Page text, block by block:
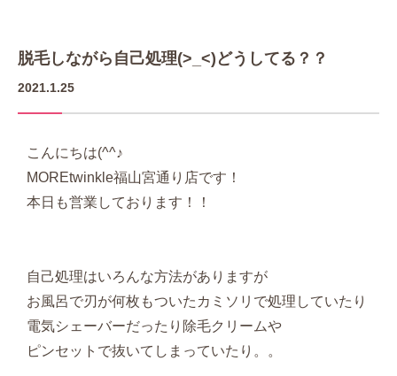
脱毛しながら自己処理(>_<)どうしてる？？
2021.1.25
こんにちは(^^♪
MOREtwinkle福山宮通り店です！
本日も営業しております！！
自己処理はいろんな方法がありますが
お風呂で刃が何枚もついたカミソリで処理していたり
電気シェーバーだったり除毛クリームや
ピンセットで抜いてしまっていたり。。